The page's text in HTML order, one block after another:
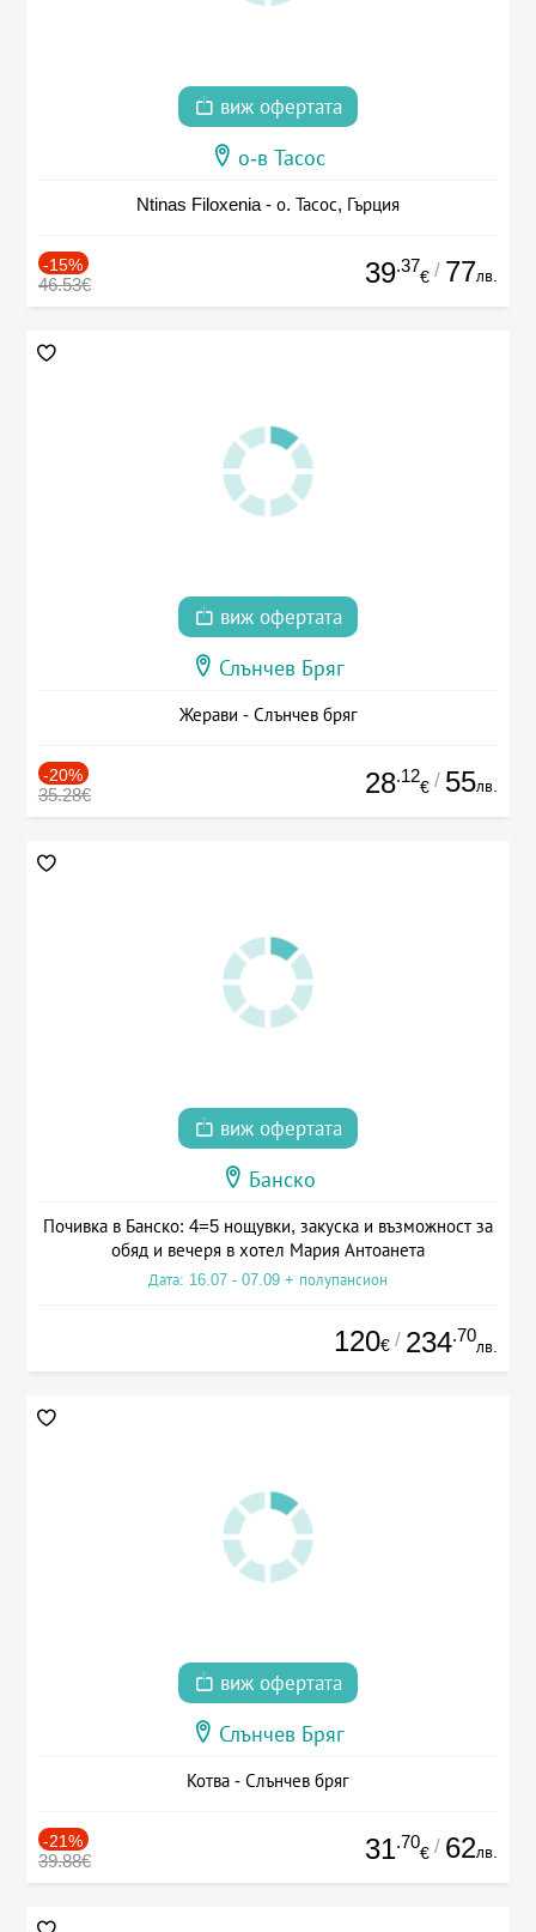
виж офертата
о-в Тасос
Ntinas Filoxenia - о. Тасос, Гърция
-15%
46.53€ 39.37
€ / 77лв.
виж офертата
Слънчев Бряг
Жерави - Слънчев бряг
-20%
35.28€ 28.12
€ / 55лв.
виж офертата
Банско
Почивка в Банско: 4=5 нощувки, закуска и възможност за
обяд и вечеря в хотел Мария Антоанета
Дата: 16.07 - 07.09 + полупансион
120€ / 234.70
лв.
виж офертата
Слънчев Бряг
Котва - Слънчев бряг
-21%
39.88€ 31.70
€ / 62лв.